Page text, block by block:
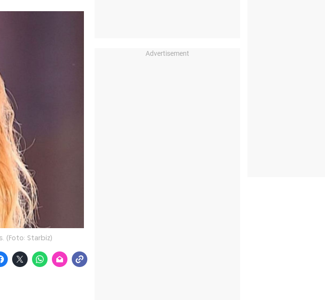
(Foto: Starbiz)
Advertisement